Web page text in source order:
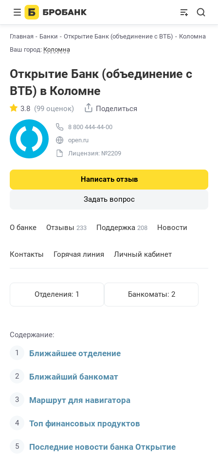
Главная Банки Открытие Банк (объединение с ВТБ)
Коломна
Ваш город: Коломна
Открытие Банк (объединение с
ВТБ) в Коломне
8 800 444-44-00
open.ru
Лицензия: №2209
3.8 (99 оценок) Поделиться
Написать отзыв
Задать вопрос
О банке Отзывы 233 Поддержка 208 Новости
Контакты Горячая линия Личный кабинет
Отделения: 1 Банкоматы: 2
Содержание:
Ближайшее отделение
Ближайший банкомат
Маршрут для навигатора
Топ финансовых продуктов
Последние новости банка Открытие